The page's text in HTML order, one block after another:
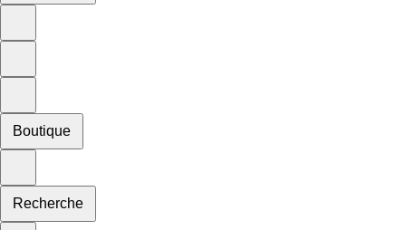
Boutique
Recherche